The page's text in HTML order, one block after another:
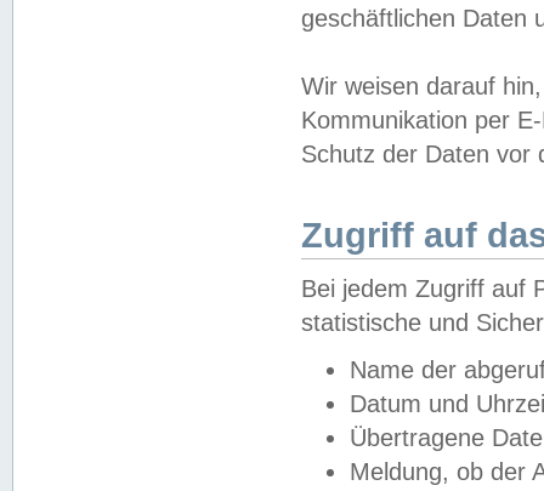
geschäftlichen Daten
Wir weisen darauf
Kommunikation per
Schutz der Daten vor
Zugriff auf
Bei jedem Zugriff auf
statistische und
Name der
Datum und
Übertragene
Meldung, ob der